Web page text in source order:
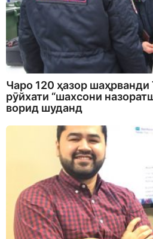
Чаро 120 ҳазор шаҳрванди
рӯйхати “шахсони
ворид шуданд